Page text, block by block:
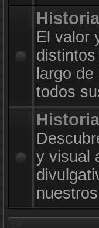
El valor
largo
todos
y visual